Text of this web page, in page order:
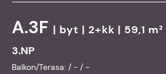
A.3F | byt | 2+kk | 59,1 m²
3.NP
Balkon/Terasa: / - / -